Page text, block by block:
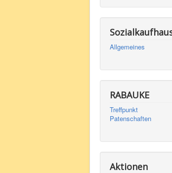
Allgemeines
RABAUKE
Treffpunkt
Patenschaften
Aktionen